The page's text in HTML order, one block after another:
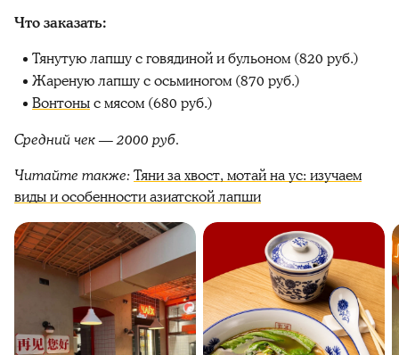
Что заказать:
Тянутую лапшу с говядиной и бульоном (820 руб.)
Жареную лапшу с осьминогом (870 руб.)
Вонтоныс мясом (680 руб.)
Средний чек — 2000 руб.
Читайте также:Тяни за хвост, мотай на ус: изучаем
виды и особенности азиатской лапши